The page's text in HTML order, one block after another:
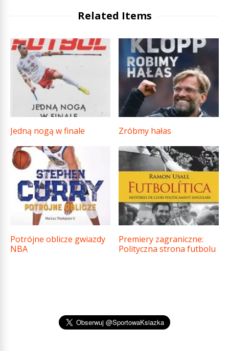
Related Items
Jedną nogą w finale Zróbmy hałas
Potrójne oblicze gwiazdy
NBA
Premiery zagraniczne:
Polityczna strona futbolu